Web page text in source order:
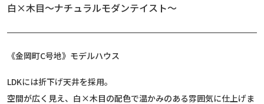
白×木目〜ナチュラルモダンテイスト〜
《金岡町C号地》モデルハウス
LDKには折下げ天井を採用。
空間が広く見え、白×木目の配色で温かみのある雰囲気に仕上げま